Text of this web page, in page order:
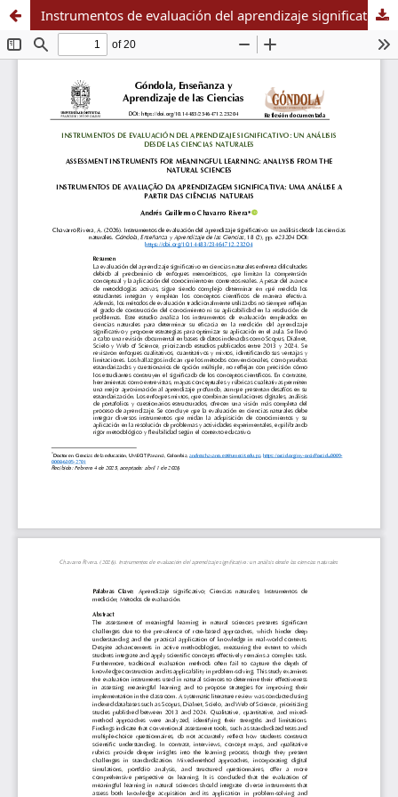
Instrumentos de evaluación del aprendizaje significativo: un análisis desde las ciencias naturales